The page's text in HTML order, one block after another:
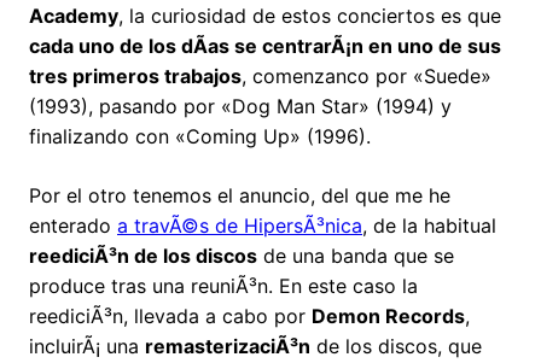
Academy, la curiosidad de estos conciertos es que
cada uno de los dÃ­as se centrarÃ¡n en uno de sus
tres primeros trabajos, comenzanco por «Suede»
(1993), pasando por «Dog Man Star» (1994) y
finalizando con «Coming Up» (1996).
Por el otro tenemos el anuncio, del que me he
enterado a travÃ©s de HipersÃ³nica, de la habitual
reediciÃ³n de los discos de una banda que se
produce tras una reuniÃ³n. En este caso la
reediciÃ³n, llevada a cabo por Demon Records,
incluirÃ¡ una remasterizaciÃ³n de los discos, que